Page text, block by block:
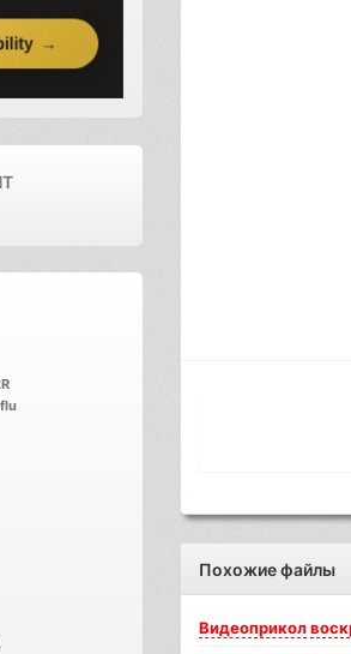
Похожие файлы
Видеоприкол